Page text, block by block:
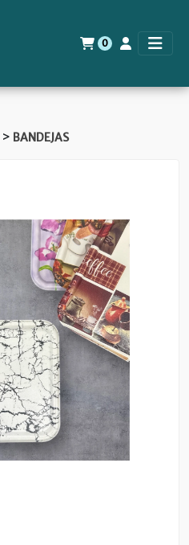
0
> BANDEJAS